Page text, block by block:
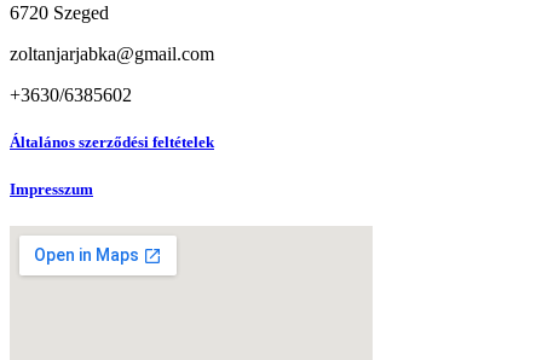
6720 Szeged
zoltanjarjabka@gmail.com
+3630/6385602
Általános szerződési feltételek
Impresszum